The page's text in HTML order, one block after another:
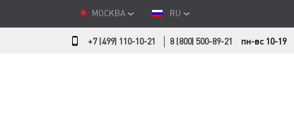
МОСКВА RU
+7 (499) 110-10-21 8 (800) 500-89-21 пн-вс 10-19